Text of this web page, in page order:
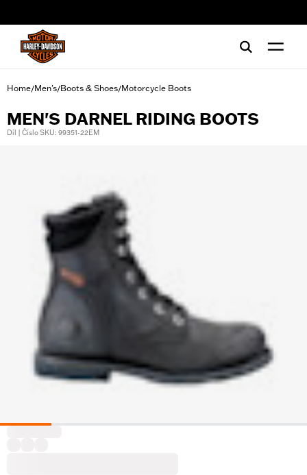
Home/Men's/Boots & Shoes/Motorcycle Boots
MEN'S DARNEL RIDING BOOTS
Díl | Číslo SKU: 99351-22EM